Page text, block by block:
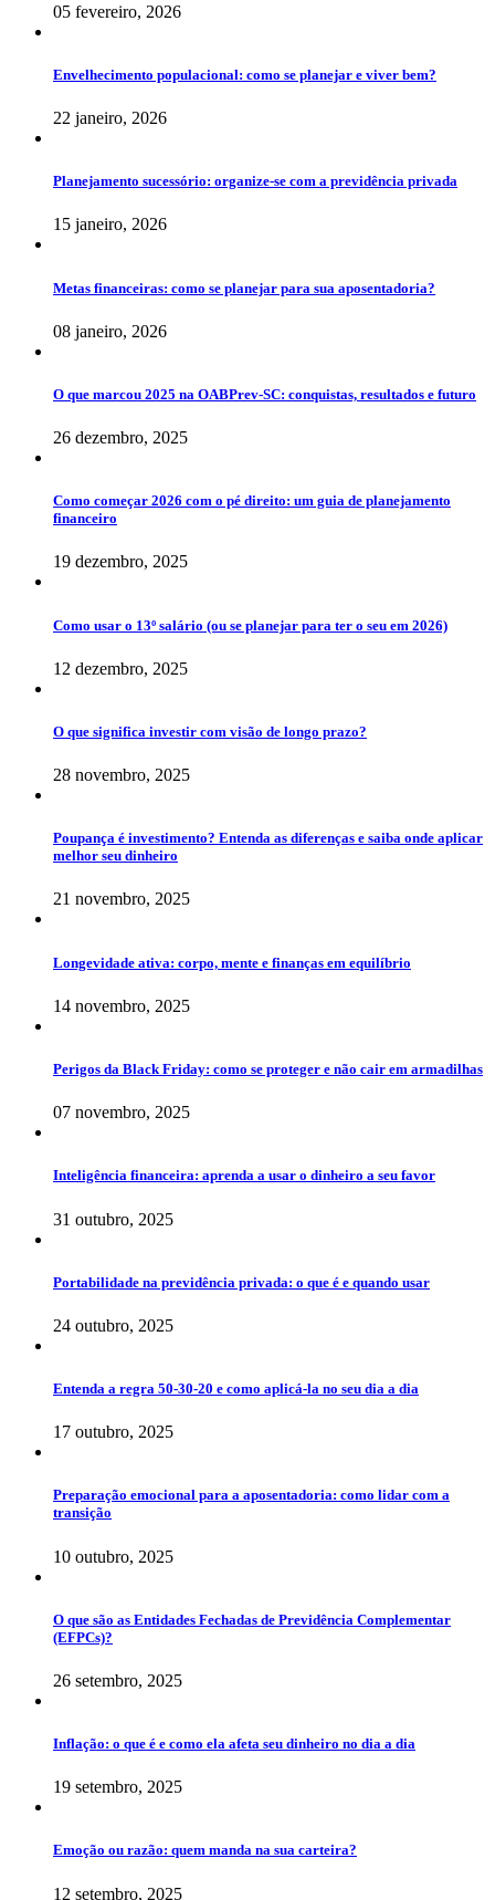
05 fevereiro, 2026
Envelhecimento populacional: como se planejar e viver bem?
22 janeiro, 2026
Planejamento sucessório: organize-se com a previdência privada
15 janeiro, 2026
Metas financeiras: como se planejar para sua aposentadoria?
08 janeiro, 2026
O que marcou 2025 na OABPrev-SC: conquistas, resultados e futuro
26 dezembro, 2025
Como começar 2026 com o pé direito: um guia de planejamento
financeiro
19 dezembro, 2025
Como usar o 13º salário (ou se planejar para ter o seu em 2026)
12 dezembro, 2025
O que significa investir com visão de longo prazo?
28 novembro, 2025
Poupança é investimento? Entenda as diferenças e saiba onde aplicar
melhor seu dinheiro
21 novembro, 2025
Longevidade ativa: corpo, mente e finanças em equilíbrio
14 novembro, 2025
Perigos da Black Friday: como se proteger e não cair em armadilhas
07 novembro, 2025
Inteligência financeira: aprenda a usar o dinheiro a seu favor
31 outubro, 2025
Portabilidade na previdência privada: o que é e quando usar
24 outubro, 2025
Entenda a regra 50-30-20 e como aplicá-la no seu dia a dia
17 outubro, 2025
Preparação emocional para a aposentadoria: como lidar com a
transição
10 outubro, 2025
O que são as Entidades Fechadas de Previdência Complementar
(EFPCs)?
26 setembro, 2025
Inflação: o que é e como ela afeta seu dinheiro no dia a dia
19 setembro, 2025
Emoção ou razão: quem manda na sua carteira?
12 setembro, 2025